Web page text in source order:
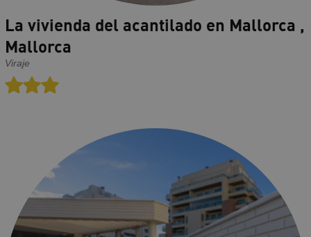
La vivienda del acantilado en Mallorca ,
Mallorca
Viraje